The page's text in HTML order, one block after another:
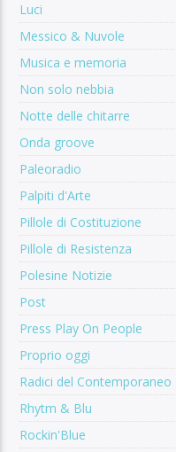
Luci
Messico & Nuvole
Musica e memoria
Non solo nebbia
Notte delle chitarre
Onda groove
Paleoradio
Palpiti d'Arte
Pillole di Costituzione
Pillole di Resistenza
Polesine Notizie
Post
Press Play On People
Proprio oggi
Radici del Contemporaneo
Rhytm & Blu
Rockin'Blue